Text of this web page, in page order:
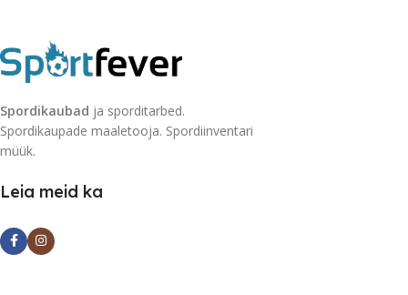
Spordikaubad ja sporditarbed.
Spordikaupade maaletooja. Spordiinventari
müük.
Leia meid ka